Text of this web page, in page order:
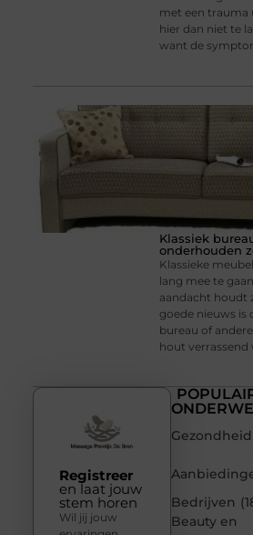
met een trauma
hier dan niet te
want de
Klassiek
onderhouden
Klassieke
lang mee te
aandacht houdt
goede nieuws is
bureau of
hout
Gezondheid
Bedrijven
Beauty en
Registreer
en laat jouw
stem horen
Wil jij jouw